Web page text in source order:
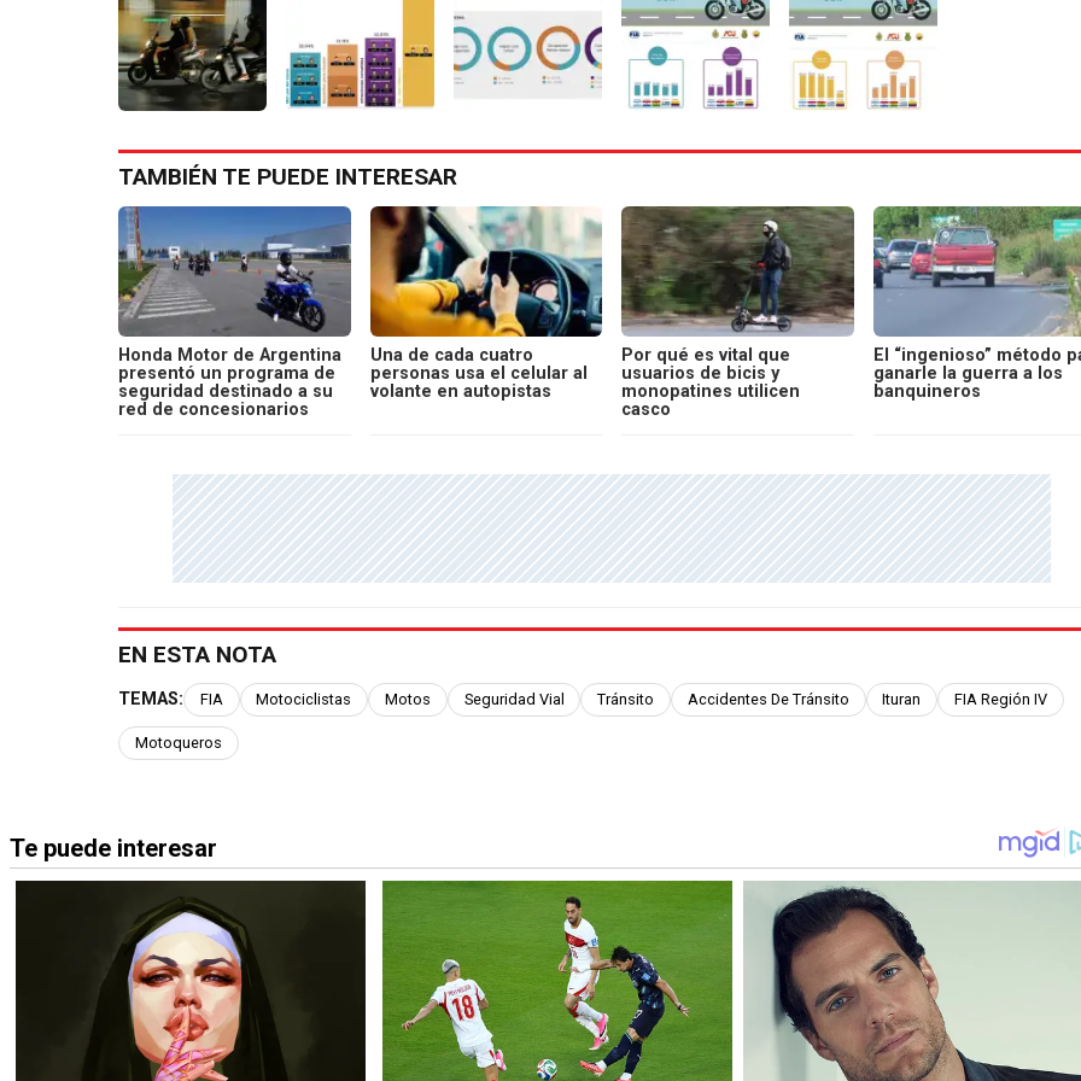
TAMBIÉN TE PUEDE INTERESAR
Honda Motor de Argentina
presentó un programa de
seguridad destinado a su
red de concesionarios
Una de cada cuatro
personas usa el celular al
volante en autopistas
Por qué es vital que
usuarios de bicis y
monopatines utilicen
casco
El “ingenioso” método
ganarle la guerra a los
banquineros
EN ESTA NOTA
TEMAS: FIA Motociclistas Motos Seguridad Vial Tránsito Accidentes De Tránsito Ituran FIA Región IV
Motoqueros